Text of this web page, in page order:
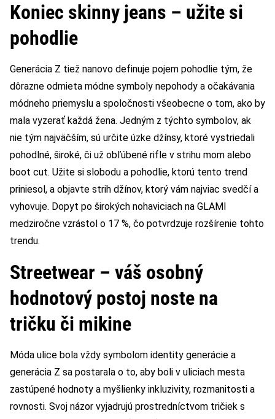
Koniec skinny jeans – užite si
pohodlie
Generácia Z tiež nanovo definuje pojem pohodlie tým, že
dôrazne odmieta módne symboly nepohody a očakávania
módneho priemyslu a spoločnosti všeobecne o tom, ako by
mala vyzerať každá žena. Jedným z týchto symbolov, ak
nie tým najväčším, sú určite úzke džínsy, ktoré vystriedali
pohodlné, široké, či už obľúbené rifle v strihu mom alebo
boot cut. Užite si slobodu a pohodlie, ktorú tento trend
priniesol, a objavte strih džínov, ktorý vám najviac svedčí a
vyhovuje. Dopyt po širokých nohaviciach na GLAMI
medziročne vzrástol o 17 %, čo potvrdzuje rozšírenie tohto
trendu.
Streetwear – váš osobný
hodnotový postoj noste na
tričku či mikine
Móda ulice bola vždy symbolom identity generácie a
generácia Z sa postarala o to, aby boli v uliciach mesta
zastúpené hodnoty a myšlienky inkluzivity, rozmanitosti a
rovnosti. Svoj názor vyjadrujú prostredníctvom tričiek s